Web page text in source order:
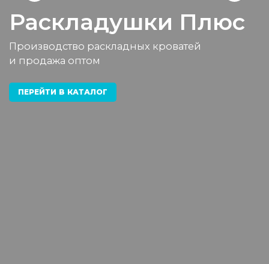
Раскладушки Плюс
Производство раскладных кроватей
и продажа оптом
ПЕРЕЙТИ В КАТАЛОГ